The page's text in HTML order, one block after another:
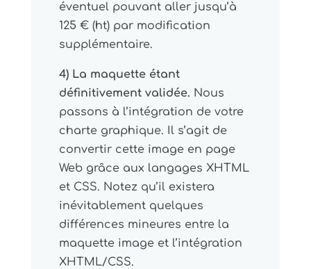
éventuel pouvant aller jusqu’à
125 € (ht) par modification
supplémentaire.
4) La maquette étant
définitivement validée. Nous
passons à l’intégration de votre
charte graphique. Il s’agit de
convertir cette image en page
Web grâce aux langages XHTML
et CSS. Notez qu’il existera
inévitablement quelques
différences mineures entre la
maquette image et l’intégration
XHTML/CSS.